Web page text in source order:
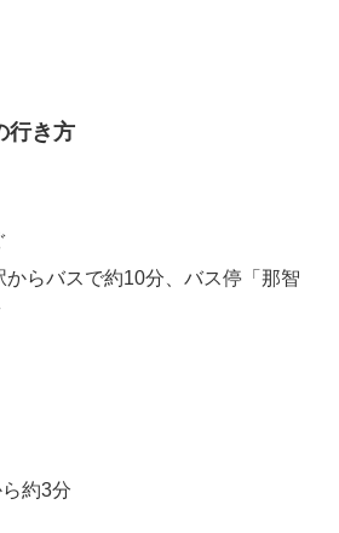
行き方
からバスで約10分、バス停「那智
約3分